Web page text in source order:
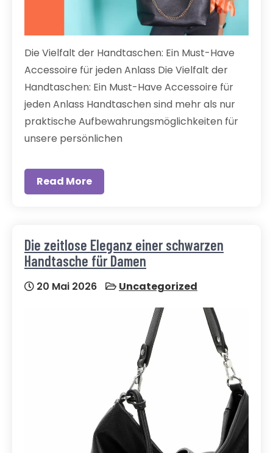
Die Vielfalt der Handtaschen: Ein Must-Have
Accessoire für jeden Anlass Die Vielfalt der
Handtaschen: Ein Must-Have Accessoire für
jeden Anlass Handtaschen sind mehr als nur
praktische Aufbewahrungsmöglichkeiten für
unsere persönlichen
Read More
Die zeitlose Eleganz einer schwarzen
Handtasche für Damen
20 Mai 2026 Uncategorized